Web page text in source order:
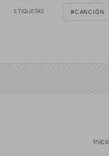
ETIQUETAS CANCIÓN